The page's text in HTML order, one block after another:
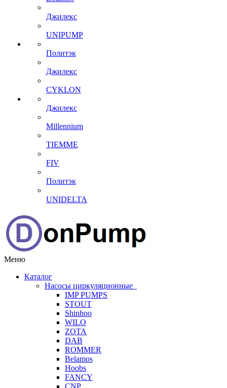
Джилекс
UNIPUMP
Политэк
Джилекс
CYKLON
Джилекс
Millennium
TIEMME
FIV
Политэк
UNIDELTA
Меню
Каталог
Насосы циркуляционные
IMP PUMPS
STOUT
Shinhoo
WILO
ZOTA
DAB
ROMMER
Belamos
Hoobs
FANCY
CNP